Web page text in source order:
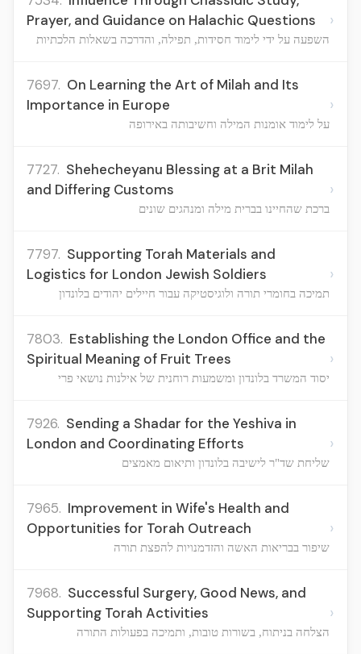
Prayer, and Guidance on Halachic Questions
השפעה על ידי לימוד חסידות, תפילה, והדרכה בשאלות הלכתיות
›
7697. On Learning the Art of Milah and Its
Importance in Europe
על לימוד אומנות המילה וחשיבותה באירופה
›
7727. Shehecheyanu Blessing at a Brit Milah
and Differing Customs
ברכת שהחיינו בברית מילה ומנהגים שונים
›
7797. Supporting Torah Materials and
Logistics for London Jewish Soldiers
תמיכה בחומרי תורה ולוגיסטיקה עבור חיילים יהודים בלונדון
›
7803. Establishing the London Office and the
Spiritual Meaning of Fruit Trees
יסוד המשרד בלונדון ומשמעות רוחנית של אילנות נושאי פרי
›
7926. Sending a Shadar for the Yeshiva in
London and Coordinating Efforts
שליחת שד"ר לישיבה בלונדון ותיאום מאמצים
›
7965. Improvement in Wife's Health and
Opportunities for Torah Outreach
שיפור בבריאות האשה והזדמנויות להפצת תורה
›
7968. Successful Surgery, Good News, and
Supporting Torah Activities
הצלחה בניתוח, בשורות טובות, ותמיכה בפעולות התורה
›